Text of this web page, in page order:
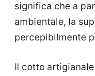
significa che a
ambientale, la
percepibilmente
Il cotto